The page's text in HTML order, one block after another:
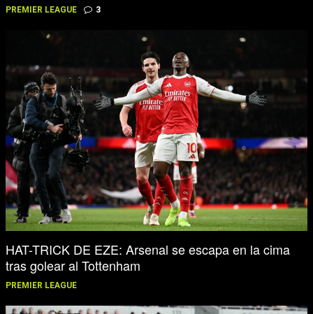
PREMIER LEAGUE 3
HAT-TRICK DE EZE: Arsenal se escapa en la cima
tras golear al Tottenham
PREMIER LEAGUE